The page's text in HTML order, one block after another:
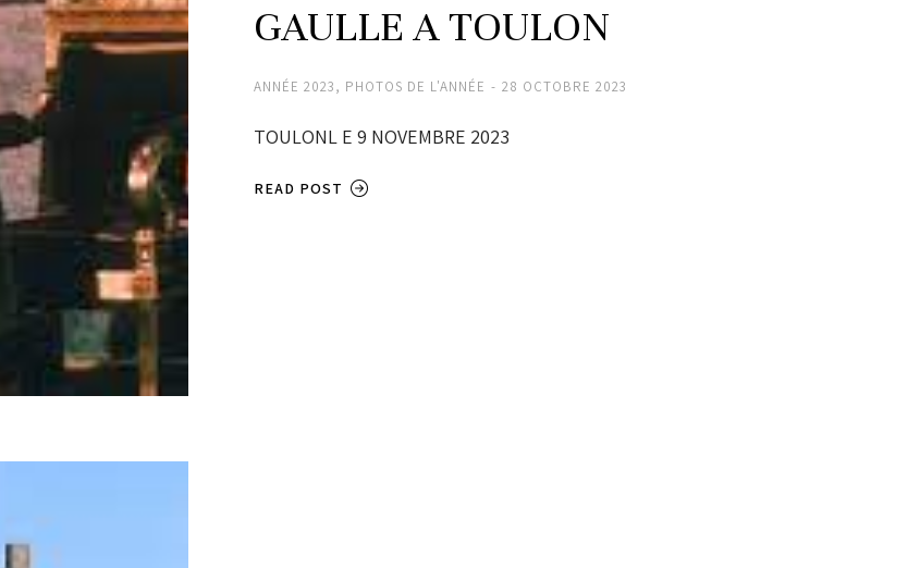
GAULLE A TOULON
ANNÉE 2023, PHOTOS DE L'ANNÉE 28 OCTOBRE 2023
TOULONL E 9 NOVEMBRE 2023
READ POST